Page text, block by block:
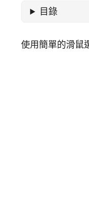
目錄
使用簡單的滑鼠